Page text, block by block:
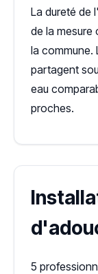
La dureté de
de la mesure
la commune.
partagent
eau
proches.
5